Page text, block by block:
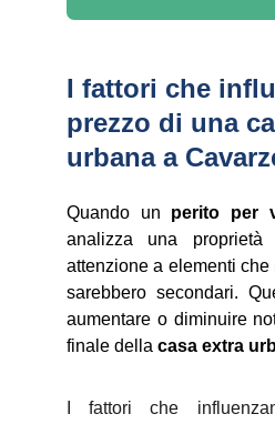
I fattori che
prezzo di una
urbana a
Quando un perito per
analizza una proprietà
attenzione a elementi
sarebbero secondari.
aumentare o diminuire
finale della casa extra
I fattori che